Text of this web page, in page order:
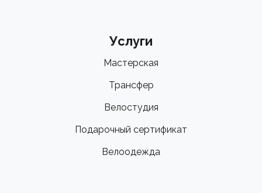
Услуги
Мастерская
Трансфер
Велостудия
Подарочный сертификат
Велоодежда